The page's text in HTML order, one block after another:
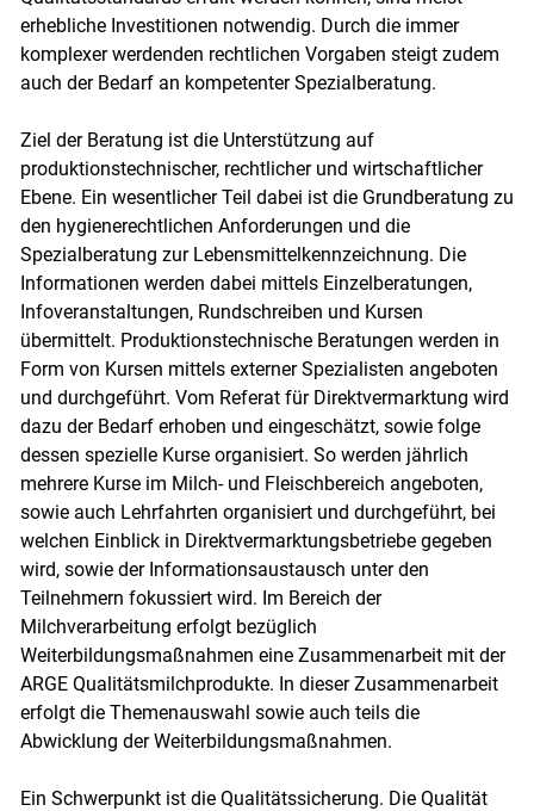
erhebliche Investitionen notwendig. Durch die immer
komplexer werdenden rechtlichen Vorgaben steigt zudem
auch der Bedarf an kompetenter Spezialberatung.
Ziel der Beratung ist die Unterstützung auf
produktionstechnischer, rechtlicher und wirtschaftlicher
Ebene. Ein wesentlicher Teil dabei ist die Grundberatung zu
den hygienerechtlichen Anforderungen und die
Spezialberatung zur Lebensmittelkennzeichnung. Die
Informationen werden dabei mittels Einzelberatungen,
Infoveranstaltungen, Rundschreiben und Kursen
übermittelt. Produktionstechnische Beratungen werden in
Form von Kursen mittels externer Spezialisten angeboten
und durchgeführt. Vom Referat für Direktvermarktung wird
dazu der Bedarf erhoben und eingeschätzt, sowie folge
dessen spezielle Kurse organisiert. So werden jährlich
mehrere Kurse im Milch- und Fleischbereich angeboten,
sowie auch Lehrfahrten organisiert und durchgeführt, bei
welchen Einblick in Direktvermarktungsbetriebe gegeben
wird, sowie der Informationsaustausch unter den
Teilnehmern fokussiert wird. Im Bereich der
Milchverarbeitung erfolgt bezüglich
Weiterbildungsmaßnahmen eine Zusammenarbeit mit der
ARGE Qualitätsmilchprodukte. In dieser Zusammenarbeit
erfolgt die Themenauswahl sowie auch teils die
Abwicklung der Weiterbildungsmaßnahmen.
Ein Schwerpunkt ist die Qualitätssicherung. Die Qualität